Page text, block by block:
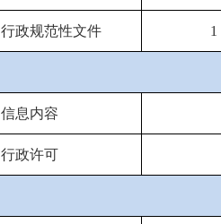
行政规范性文件 1
信息内容
行政许可